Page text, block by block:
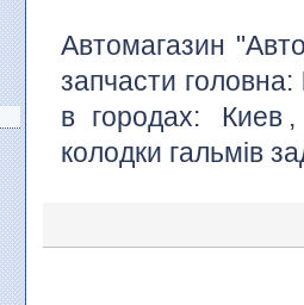
Автомагазин
запчасти головна:
в городах:
Киев
колодки гальмів